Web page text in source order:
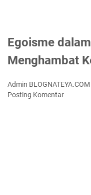
Egoisme
Menghambat
Admin BLOGNATEYA.COM
Posting Komentar